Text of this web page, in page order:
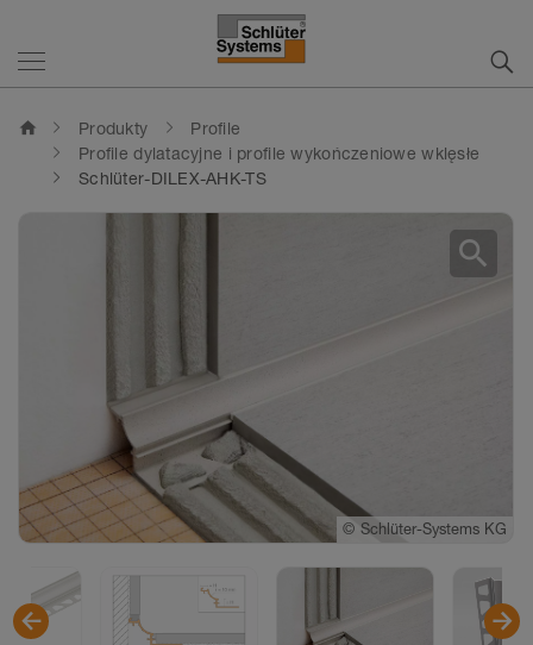
home Produkty
Profile
Profile dylatacyjne i profile wykończeniowe wklęsłe
Schlüter-DILEX-AHK-TS
© Schlüter-Systems KG
© Schlüter-Systems KG
© Schlüter-Systems KG
© Schlüter-Systems KG
© Schlüter-Systems KG
© Schlüter-Systems KG
search